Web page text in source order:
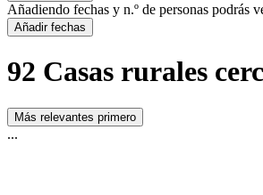
Añadiendo fechas y n.º de personas podrás
Añadir fechas
92 Casas rurales
Más relevantes primero
...